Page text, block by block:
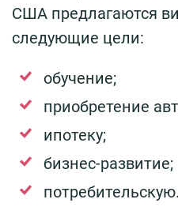
США предлагаются
следующие цели:
обучение;
приобретение
ипотеку;
бизнес-развитие;
потребительскую.